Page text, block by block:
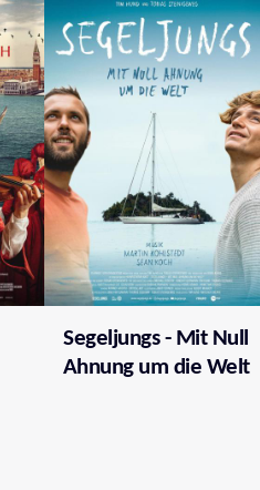
Segeljungs - Mit Null
Ahnung um die Welt